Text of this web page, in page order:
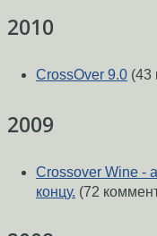
2010
CrossOver 9.0 (43
2009
Crossover Wine -
концу. (72